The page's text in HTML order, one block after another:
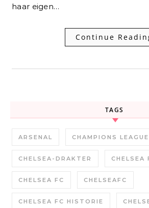
haar eigen…
Continue
TAGS
ARSENAL CHAMPIONS LEAGUE
CHELSEA-DRAKTER CHELSEA
CHELSEA FC CHELSEAFC
CHELSEA FC HISTORIE